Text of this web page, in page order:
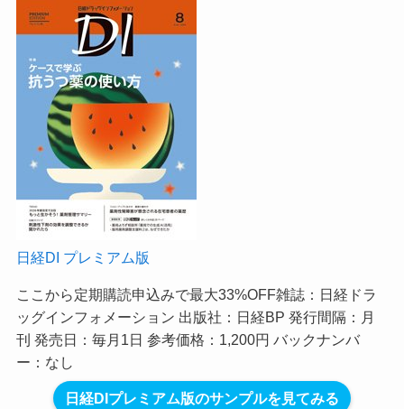
日経DI プレミアム版
ここから定期購読申込みで最大33%OFF雑誌：日経ドラ
ッグインフォメーション 出版社：日経BP 発行間隔：月
刊 発売日：毎月1日 参考価格：1,200円 バックナンバ
ー：なし
日経DIプレミアム版のサンプルを見てみる